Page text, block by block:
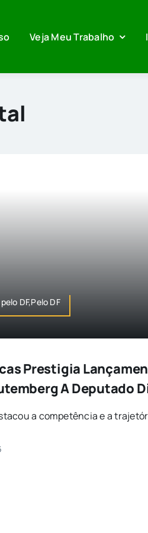
Veja Meu Trabalho
DF,Pelo DF
Prestigia
A Deputado
a competência e a